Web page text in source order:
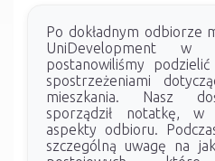
Po dokładnym odbiorze
UniDevelopment
postanowiliśmy
spostrzeżeniami
mieszkania. Nasz
sporządził notatkę,
aspekty odbioru.
szczególną uwagę na